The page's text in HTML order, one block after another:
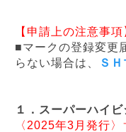
【申請上の注意事項
■マークの登録変更
らない場合は、
Ｓ
１．スーパーハイ
〈2025年3月発行